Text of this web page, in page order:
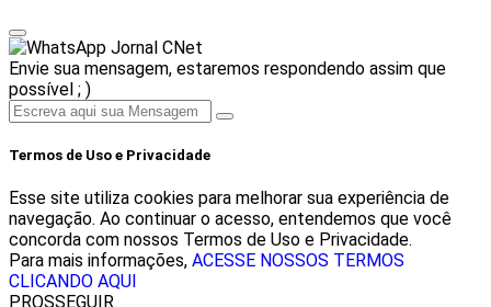
Jornal CNet
Envie sua mensagem, estaremos respondendo assim que
possível ; )
Termos de Uso e Privacidade
Esse site utiliza cookies para melhorar sua experiência de
navegação. Ao continuar o acesso, entendemos que você
concorda com nossos Termos de Uso e Privacidade.
Para mais informações, ACESSE NOSSOS TERMOS
CLICANDO AQUI
PROSSEGUIR